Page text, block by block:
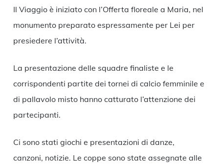
Il Viaggio è iniziato con l’Offerta floreale a Maria, nel
monumento preparato espressamente per Lei per
presiedere l’attività.
La presentazione delle squadre finaliste e le
corrispondenti partite dei tornei di calcio femminile e
di pallavolo misto hanno catturato l’attenzione dei
partecipanti.
Ci sono stati giochi e presentazioni di danze,
canzoni, notizie. Le coppe sono state assegnate alle